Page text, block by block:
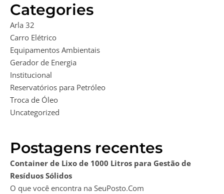
Categories
Arla 32
Carro Elétrico
Equipamentos Ambientais
Gerador de Energia
Institucional
Reservatórios para Petróleo
Troca de Óleo
Uncategorized
Postagens recentes
Container de Lixo de 1000 Litros para Gestão de
Resíduos Sólidos
O que você encontra na SeuPosto.Com